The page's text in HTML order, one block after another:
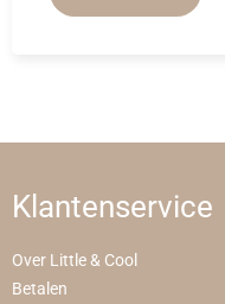
Klantenservice
Over Little & Cool
Betalen